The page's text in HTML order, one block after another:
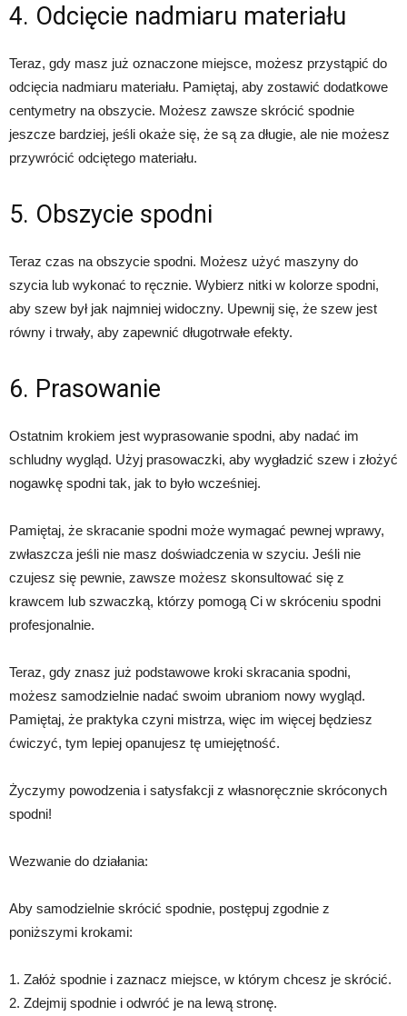
4. Odcięcie nadmiaru materiału
Teraz, gdy masz już oznaczone miejsce, możesz przystąpić do
odcięcia nadmiaru materiału. Pamiętaj, aby zostawić dodatkowe
centymetry na obszycie. Możesz zawsze skrócić spodnie
jeszcze bardziej, jeśli okaże się, że są za długie, ale nie możesz
przywrócić odciętego materiału.
5. Obszycie spodni
Teraz czas na obszycie spodni. Możesz użyć maszyny do
szycia lub wykonać to ręcznie. Wybierz nitki w kolorze spodni,
aby szew był jak najmniej widoczny. Upewnij się, że szew jest
równy i trwały, aby zapewnić długotrwałe efekty.
6. Prasowanie
Ostatnim krokiem jest wyprasowanie spodni, aby nadać im
schludny wygląd. Użyj prasowaczki, aby wygładzić szew i złożyć
nogawkę spodni tak, jak to było wcześniej.
Pamiętaj, że skracanie spodni może wymagać pewnej wprawy,
zwłaszcza jeśli nie masz doświadczenia w szyciu. Jeśli nie
czujesz się pewnie, zawsze możesz skonsultować się z
krawcem lub szwaczką, którzy pomogą Ci w skróceniu spodni
profesjonalnie.
Teraz, gdy znasz już podstawowe kroki skracania spodni,
możesz samodzielnie nadać swoim ubraniom nowy wygląd.
Pamiętaj, że praktyka czyni mistrza, więc im więcej będziesz
ćwiczyć, tym lepiej opanujesz tę umiejętność.
Życzymy powodzenia i satysfakcji z własnoręcznie skróconych
spodni!
Wezwanie do działania:
Aby samodzielnie skrócić spodnie, postępuj zgodnie z
poniższymi krokami:
1. Załóż spodnie i zaznacz miejsce, w którym chcesz je skrócić.
2. Zdejmij spodnie i odwróć je na lewą stronę.